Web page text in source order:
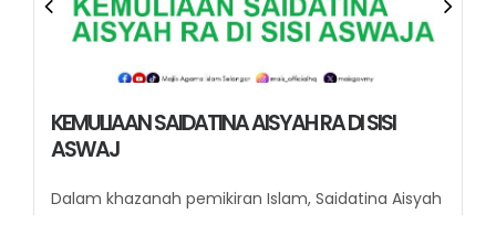
HASUTAN SYAITAN DAN HASUTAN NAFSU VS
PERISAI IMAN
Sumber imej: janaan Ai Apa perbezaan hasutan